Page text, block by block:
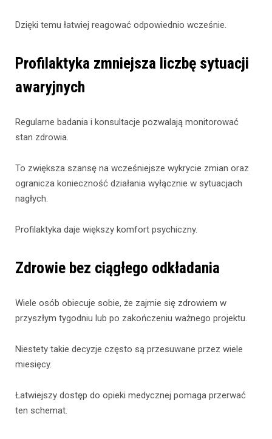
Dzięki temu łatwiej reagować odpowiednio wcześnie.
Profilaktyka zmniejsza liczbę sytuacji
awaryjnych
Regularne badania i konsultacje pozwalają monitorować
stan zdrowia.
To zwiększa szansę na wcześniejsze wykrycie zmian oraz
ogranicza konieczność działania wyłącznie w sytuacjach
nagłych.
Profilaktyka daje większy komfort psychiczny.
Zdrowie bez ciągłego odkładania
Wiele osób obiecuje sobie, że zajmie się zdrowiem w
przyszłym tygodniu lub po zakończeniu ważnego projektu.
Niestety takie decyzje często są przesuwane przez wiele
miesięcy.
Łatwiejszy dostęp do opieki medycznej pomaga przerwać
ten schemat.